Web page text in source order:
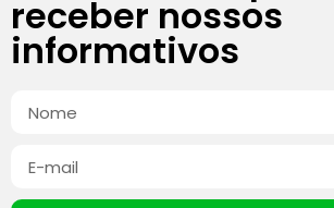
receber nossos
informativos